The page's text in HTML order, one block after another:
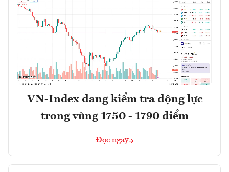
VN-Index đang kiểm tra động lực
trong vùng 1750 - 1790 điểm
Đọc ngay